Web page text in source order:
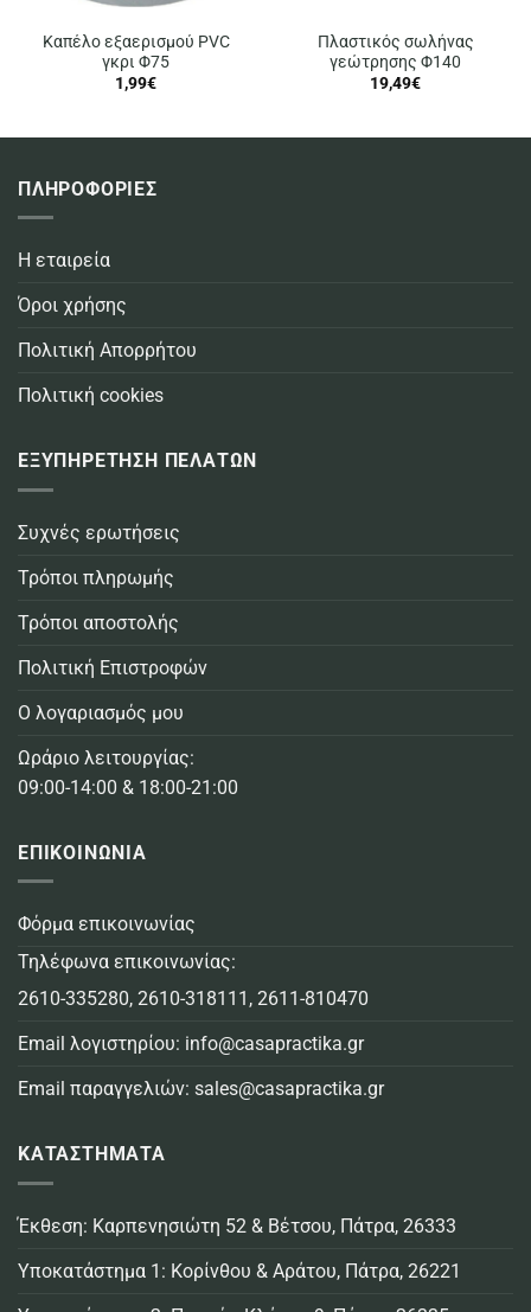
Καπέλο εξαερισμού PVC
γκρι Φ75
1,99€
Πλαστικός σωλήνας
γεώτρησης Φ140
19,49€
ΠΛΗΡΟΦΟΡΙΕΣ
Η εταιρεία
Όροι χρήσης
Πολιτική Απορρήτου
Πολιτική cookies
ΕΞΥΠΗΡΕΤΗΣΗ ΠΕΛΑΤΩΝ
Συχνές ερωτήσεις
Τρόποι πληρωμής
Τρόποι αποστολής
Πολιτική Επιστροφών
Ο λογαριασμός μου
Ωράριο λειτουργίας:
09:00-14:00 & 18:00-21:00
ΕΠΙΚΟΙΝΩΝΙΑ
Φόρμα επικοινωνίας
Τηλέφωνα επικοινωνίας:
2610-335280, 2610-318111 , 2611-810470
Email λογιστηρίου: info@casapractika.gr
Email παραγγελιών: sales@casapractika.gr
ΚΑΤΑΣΤΗΜΑΤΑ
Έκθεση: Καρπενησιώτη 52 & Βέτσου, Πάτρα, 26333
Υποκατάστημα 1: Κορίνθου & Αράτου, Πάτρα, 26221